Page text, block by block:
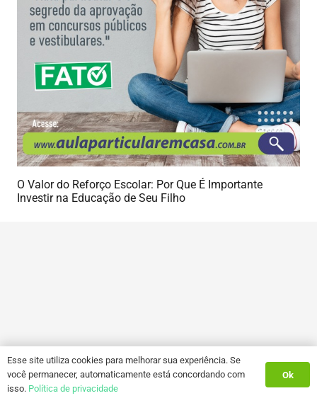
O Valor do Reforço Escolar: Por Que É Importante
Investir na Educação de Seu Filho
Esse site utiliza cookies para melhorar sua experiência. Se
você permanecer, automaticamente está concordando com
isso. Política de privacidade
Ok